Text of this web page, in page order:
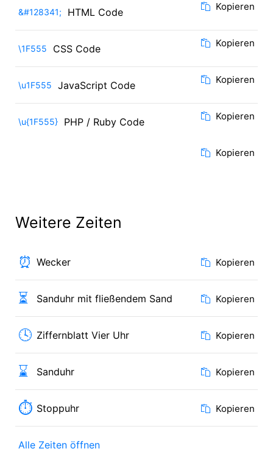
Kopieren
&#128341; HTML Code
Kopieren
\1F555 CSS Code
Kopieren
\u1F555 JavaScript Code
Kopieren
\u{1F555} PHP / Ruby Code
Kopieren
Weitere Zeiten
⏰ Wecker Kopieren
⏳ Sanduhr mit fließendem Sand Kopieren
🕓 Ziffernblatt Vier Uhr Kopieren
⌛ Sanduhr Kopieren
⏱ Stoppuhr Kopieren
Alle Zeiten öffnen